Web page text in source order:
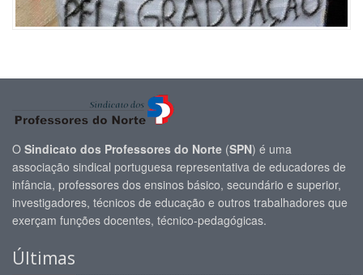
O Sindicato dos Professores do Norte (SPN) é uma
associação sindical portuguesa representativa de educadores de
infância, professores dos ensinos básico, secundário e superior,
investigadores, técnicos de educação e outros trabalhadores que
exerçam funções docentes, técnico-pedagógicas.
Últimas